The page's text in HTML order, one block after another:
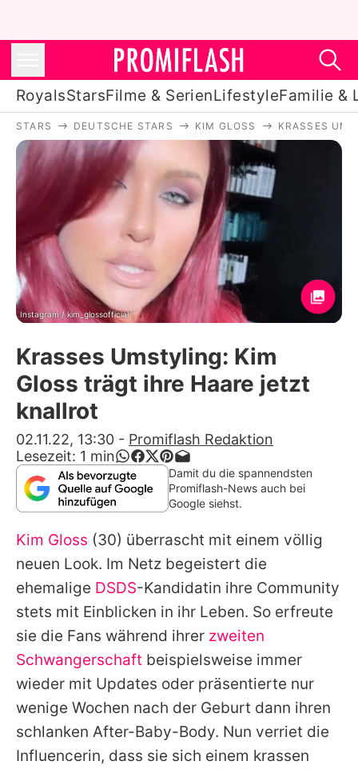
RoyalsStarsFilme & SerienLifestyleFamilie &
Royals
Stars
Filme & Serien
Lifestyle
Familie & Liebe
Promiflash Exklusiv
Alle Themen auf Promiflash
App runterladen
Team
Redaktionelle Richtlinien
Impressum
Datenschutzerklärung
Nutzungsbedingungen
Utiq verwalten
STARS DEUTSCHE STARS KIM GLOSS KRASSES
Instagram / kim_glossofficial
Krasses Umstyling: Kim
Gloss trägt ihre Haare jetzt
knallrot
02.11.22, 13:30 - Promiflash Redaktion
Lesezeit: 1 min
Damit du die spannendsten
Promiflash-News auch bei
Google siehst.
Kim Gloss (30) überrascht mit einem völlig
neuen Look. Im Netz begeistert die
ehemalige DSDS-Kandidatin ihre Community
stets mit Einblicken in ihr Leben. So erfreute
sie die Fans während ihrer zweiten
Schwangerschaft beispielsweise immer
wieder mit Updates oder präsentierte nur
wenige Wochen nach der Geburt dann ihren
schlanken After-Baby-Body. Nun verriet die
Influencerin, dass sie sich einem krassen